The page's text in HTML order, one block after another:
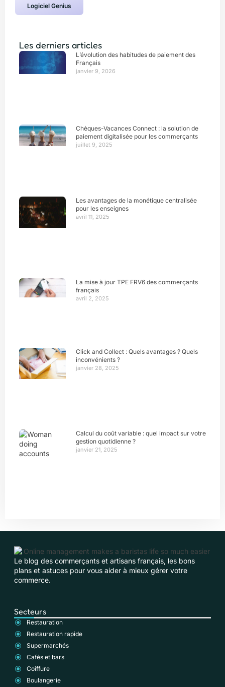
Logiciel Genius
Les derniers articles
L’évolution des habitudes de paiement des
Français
janvier 9, 2026
Chèques-Vacances Connect : la solution de
paiement digitalisée pour les commerçants
juillet 9, 2025
Les avantages de la monétique centralisée
pour les enseignes
avril 11, 2025
La mise à jour TPE FRV6 des commerçants
français
avril 2, 2025
Click and Collect : Quels avantages ? Quels
inconvénients ?
janvier 28, 2025
Calcul du coût variable : quel impact sur votre
gestion quotidienne ?
janvier 21, 2025
Le blog des commerçants et artisans français, les bons
plans et astuces pour vous aider à mieux gérer votre
commerce.
Secteurs
Restauration
Restauration rapide
Supermarchés
Cafés et bars
Coiffure
Boulangerie